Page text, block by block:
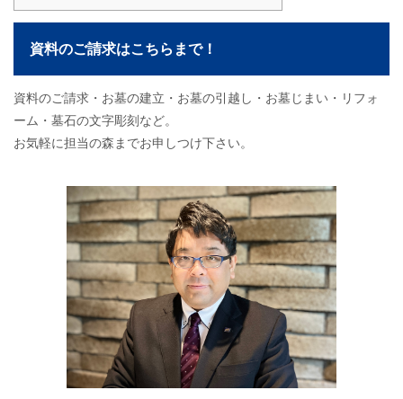
資料のご請求はこちらまで！
資料のご請求・お墓の建立・お墓の引越し・お墓じまい・リフォ
ーム・墓石の文字彫刻など。
お気軽に担当の森までお申しつけ下さい。